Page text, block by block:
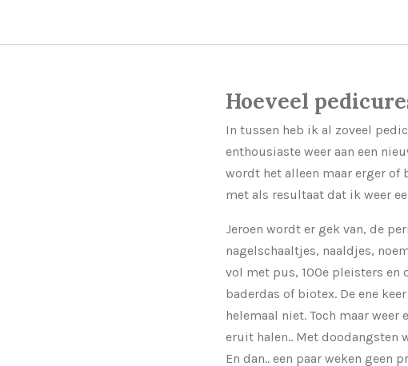
Hoeveel
In tussen heb ik al zoveel
enthousiaste weer aan een
wordt het alleen maar erger of
met als resultaat dat ik weer
Jeroen wordt er gek van, de
nagelschaaltjes, naaldjes,
vol met pus, 100e pleisters en
baderdas of biotex. De ene
helemaal niet. Toch maar weer
eruit halen.. Met doodangsten
En dan.. een paar weken geen